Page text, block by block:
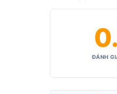
ĐÁNH